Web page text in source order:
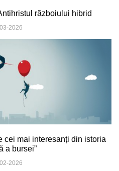
războiului hibrid
2026
cei mai interesanți din istoria
a bursei”
2026